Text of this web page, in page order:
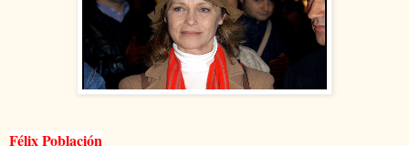
Félix Población